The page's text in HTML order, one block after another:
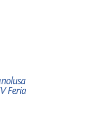
Feria